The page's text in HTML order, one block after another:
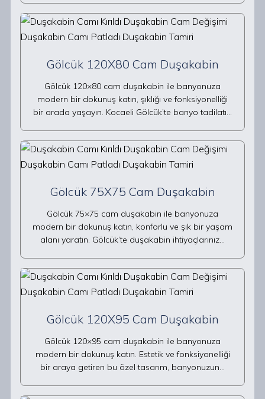
Gölcük 120X80 Cam Duşakabin
Gölcük 120×80 cam duşakabin ile banyonuza
modern bir dokunuş katın, şıklığı ve fonksiyonelliği
bir arada yaşayın. Kocaeli Gölcük’te banyo tadilatı…
Gölcük 75X75 Cam Duşakabin
Gölcük 75×75 cam duşakabin ile banyonuza
modern bir dokunuş katın, konforlu ve şık bir yaşam
alanı yaratın. Gölcük’te duşakabin ihtiyaçlarınız…
Gölcük 120X95 Cam Duşakabin
Gölcük 120×95 cam duşakabin ile banyonuza
modern bir dokunuş katın. Estetik ve fonksiyonelliği
bir araya getiren bu özel tasarım, banyonuzun…